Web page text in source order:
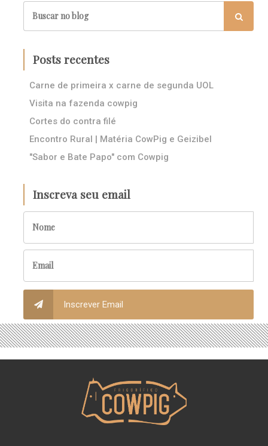
Posts recentes
Carne de primeira x carne de segunda UOL
Visita na fazenda cowpig
Cortes do contra filé
Encontro Rural | Matéria CowPig e Geizibel
"Sabor e Bate Papo" com Cowpig
Inscreva seu email
Inscrever Email